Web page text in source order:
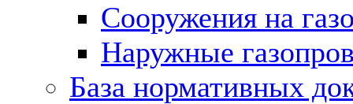
Сооружения на
Наружные
База нормативных